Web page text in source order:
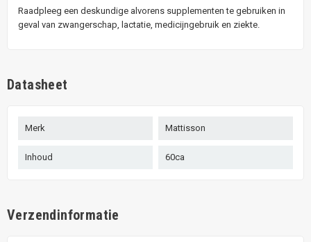
Raadpleeg een deskundige alvorens supplementen te gebruiken in
geval van zwangerschap, lactatie, medicijngebruik en ziekte.
Datasheet
Merk Mattisson
Inhoud 60ca
Verzendinformatie